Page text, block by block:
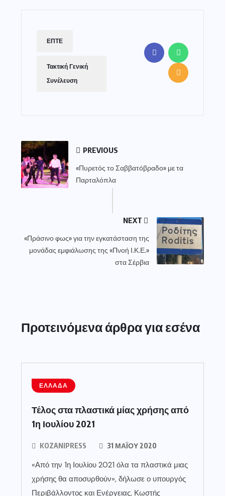
ΕΠΤΕ
Τακτική Γενική
Συνέλευση
PREVIOUS
«Πυρετός το Σαββατόβραδο» με τα
Παρταλόπλα
NEXT
«Πράσινο φως» για την εγκατάσταση της
μονάδας εμφιάλωσης της «Πνοή Ι.Κ.Ε.»
στα Σέρβια
Προτεινόμενα άρθρα για εσένα
ΕΛΛΆΔΑ
Τέλος στα πλαστικά μίας χρήσης από
1η Ιουλίου 2021
KOZANIPRESS 31 ΜΑΪ́ΟΥ 2020
«Από την 1η Ιουλίου 2021 όλα τα πλαστικά μιας
χρήσης θα αποσυρθούν», δήλωσε ο υπουργός
Περιβάλλοντος και Ενέργειας, Κωστής